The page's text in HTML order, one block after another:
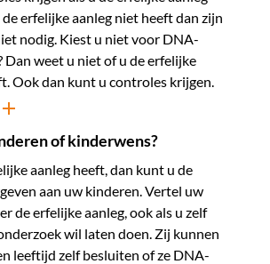
erfelijke aanleg niet heeft dan zijn
nodig. Kiest u niet voor DNA-
Dan weet u niet of u de erfelijke
Ook dan kunt u controles krijgen.
of kinderwens?
aanleg heeft, dan kunt u de
aan uw kinderen. Vertel uw
de erfelijke aanleg, ook als u zelf
wil laten doen. Zij kunnen
leeftijd zelf besluiten of ze DNA-